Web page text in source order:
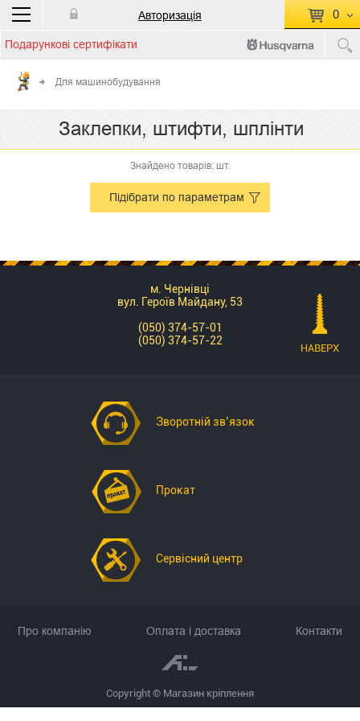
Авторизація 0
КОШИК ПУСТИЙ
до кошику
Сумма:
Подарункові сертифікати
Для машинобудування
Заклепки, штифти, шплінти
Знайдено товарів: шт.
Підібрати по параметрам
м. Чернівці
вул. Героїв Майдану, 53
(050) 374-57-01
(050) 374-57-22
Зворотній зв’язок
Прокат
Сервісний центр
НАВЕРХ
Copyright © Магазин кріплення
Про компанію Оплата і доставка Контакти